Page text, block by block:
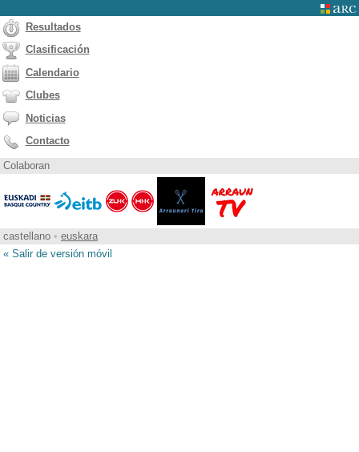
Resultados
Clasificación
Calendario
Clubes
Noticias
Contacto
Colaboran
castellano • euskara
« Salir de versión móvil